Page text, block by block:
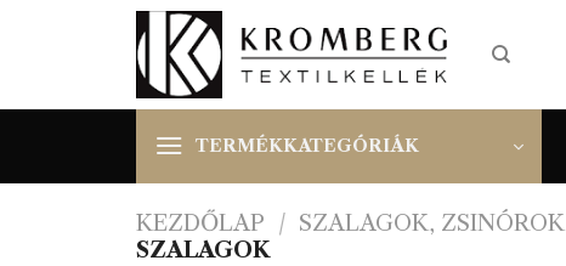
TERMÉKKATEGÓRIÁK
KEZDŐLAP / SZALAGOK, ZSINÓROK
SZALAGOK